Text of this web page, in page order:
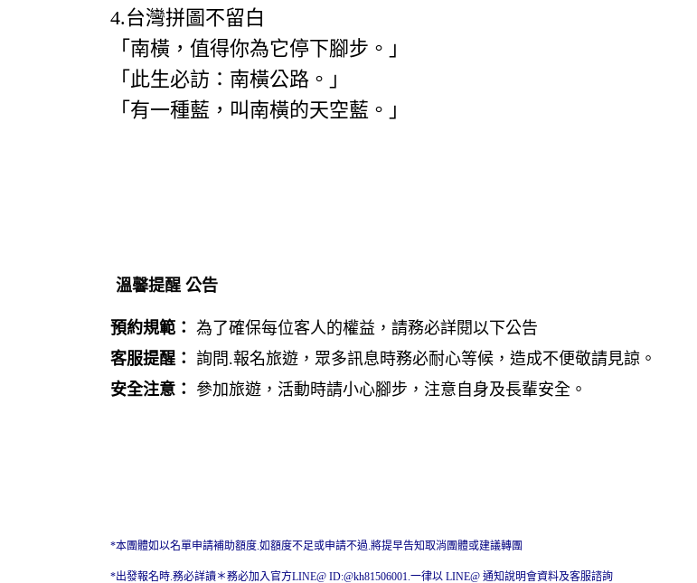
4.台灣拼圖不留白
「南橫，值得你為它停下腳步。」
「此生必訪：南橫公路。」
「有一種藍，叫南橫的天空藍。」
溫馨提醒 公告
預約規範： 為了確保每位客人的權益，請務必詳閱以下公告
客服提醒： 詢問.報名旅遊，眾多訊息時務必耐心等候，造成不便敬請見諒。
安全注意：
參加旅遊，活動時請小心腳步，注意自身及長輩安全。
*本團體如以名單申請補助額度.如額度不足或申請不過.將提早告知取消團體或建議轉團
*出發報名時.務必詳讀＊務必加入官方LINE@ ID:@kh81506001.一律以 LINE@ 通知說明會資料及客服諮詢